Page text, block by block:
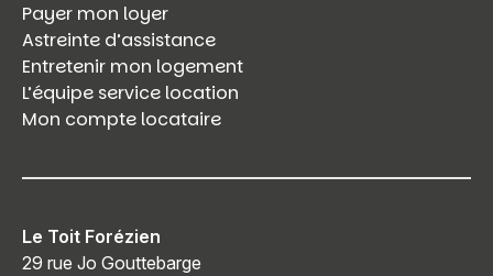
Payer mon loyer
Astreinte d’assistance
Entretenir mon logement
L’équipe service location
Mon compte locataire
Le Toit Forézien
29 rue Jo Gouttebarge